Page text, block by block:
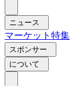
ニュース
マーケット 特集
スポンサー
について